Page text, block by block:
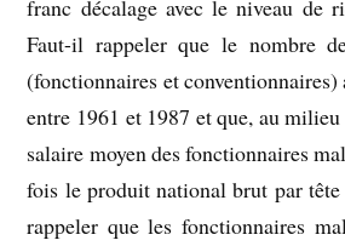
franc décalage avec le niveau de
Faut-il rappeler que le nombre
(fonctionnaires et
entre 1961 et 1987 et que, au
salaire moyen des fonctionnaires
fois le produit national brut par tête
rappeler que les fonctionnaires